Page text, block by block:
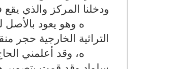
ودخلنا المركز والذي
التراثية الخارجية حجر
1363ه، وقد